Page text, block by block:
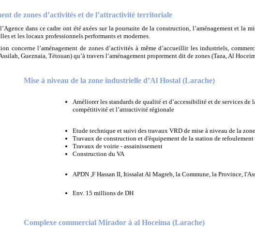
de zones d’activités et de l’attractivité territoriale
dans ce cadre ont été axées sur la poursuite de la construction, l’aménagement et la
et les locaux professionnels performants et modernes.
concerne l’aménagement de zones d’activités à même d’accueillir les industriels,
Gueznaia, Tétouan) qu’à travers l’aménagement proprement dit de zones (Taza, Al
Mise à niveau de la zone industrielle d’Al Hostal (Larache)
Améliorer les standards de qualité et d’accessibilité et de services
compétitivité et l’attractivité régionale
Etude technique et suivi des travaux VRD de mise à niveau de la
Travaux de construction et d'équipement de la station de refoulement
Travaux de voirie - assainissement
Construction du VA
APDN ,F Hassan II, Itissalat Al Magreb, la Commune, la Province,
Env. 15 millions de DH
Complexe commercial Mirador à al Hoceima (Larache)